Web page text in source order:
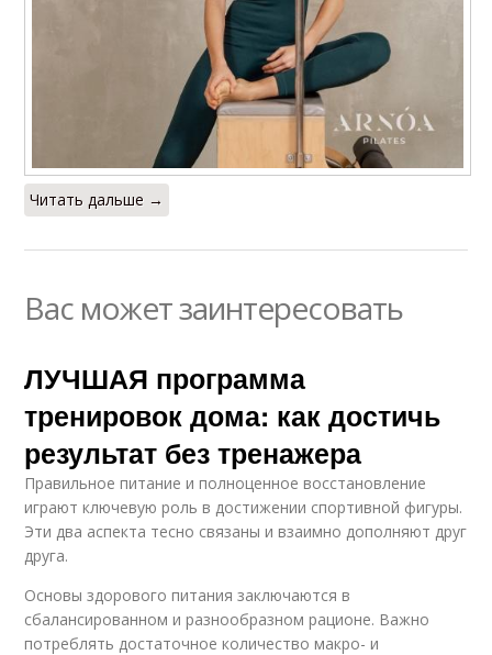
Читать дальше →
Вас может заинтересовать
ЛУЧШАЯ программа
тренировок дома: как достичь
результат без тренажера
Правильное питание и полноценное восстановление
играют ключевую роль в достижении спортивной фигуры.
Эти два аспекта тесно связаны и взаимно дополняют друг
друга.
Основы здорового питания заключаются в
сбалансированном и разнообразном рационе. Важно
потреблять достаточное количество макро- и